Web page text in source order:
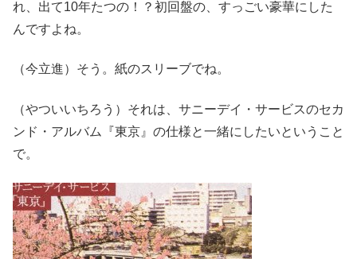
れ、出て10年たつの！？初回盤の、すっごい豪華にした
んですよね。
（今立進）そう。紙のスリーブでね。
（やついいちろう）それは、サニーデイ・サービスのセカ
ンド・アルバム『東京』の仕様と一緒にしたいということ
で。